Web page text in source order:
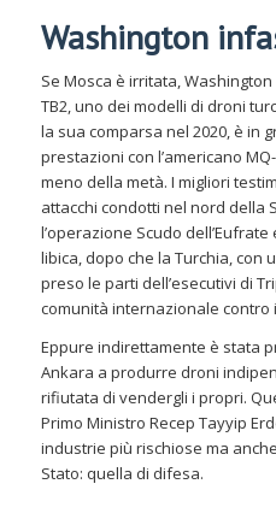
Washington
Se Mosca è irritata,
TB2, uno dei modelli di droni
la sua comparsa nel 2020, è in
prestazioni con l’americano
meno della metà. I migliori
attacchi condotti nel nord della
l’operazione Scudo
libica, dopo che la Turchia, con
preso le parti dell’esecutivi di
comunità internazionale contro
Eppure indirettamente è stata
Ankara a produrre droni
rifiutata di vendergli i propri.
Primo Ministro Recep Tayyip
industrie più rischiose ma
Stato: quella di difesa.